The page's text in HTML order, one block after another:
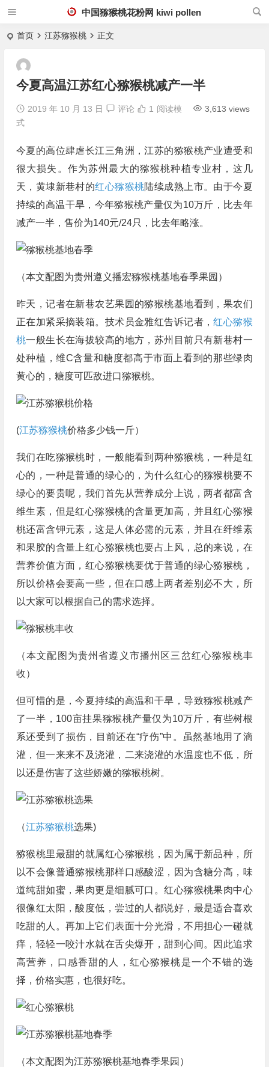
中国猕猴桃花粉网 kiwi pollen
首页 江苏猕猴桃 正文
今夏高温江苏红心猕猴桃减产一半
2019 年 10 月 13 日 评论 3,613 views
1 阅读模
式
今夏的高位肆虐长江三角洲，江苏的猕猴桃产业遭受和
很大损失。作为苏州最大的猕猴桃种植专业村，这几
天，黄埭新巷村的红心猕猴桃陆续成熟上市。由于今夏
持续的高温干旱，今年猕猴桃产量仅为10万斤，比去年
减产一半，售价为140元/24只，比去年略涨。
（本文配图为贵州遵义播宏猕猴桃基地春季果园）
昨天，记者在新巷农艺果园的猕猴桃基地看到，果农们
正在加紧采摘装箱。技术员金雅红告诉记者，红心猕猴
桃一般生长在海拔较高的地方，苏州目前只有新巷村一
处种植，维C含量和糖度都高于市面上看到的那些绿肉
黄心的，糖度可匹敌进口猕猴桃。
(江苏猕猴桃价格多少钱一斤）
我们在吃猕猴桃时，一般能看到两种猕猴桃，一种是红
心的，一种是普通的绿心的，为什么红心的猕猴桃要不
绿心的要贵呢，我们首先从营养成分上说，两者都富含
维生素，但是红心猕猴桃的含量更加高，并且红心猕猴
桃还富含钾元素，这是人体必需的元素，并且在纤维素
和果胶的含量上红心猕猴桃也要占上风，总的来说，在
营养价值方面，红心猕猴桃要优于普通的绿心猕猴桃，
所以价格会要高一些，但在口感上两者差别必不大，所
以大家可以根据自己的需求选择。
（本文配图为贵州省遵义市播州区三岔红心猕猴桃丰
收）
但可惜的是，今夏持续的高温和干旱，导致猕猴桃减产
了一半，100亩挂果猕猴桃产量仅为10万斤，有些树根
系还受到了损伤，目前还在“疗伤”中。虽然基地用了滴
灌，但一来来不及浇灌，二来浇灌的水温度也不低，所
以还是伤害了这些娇嫩的猕猴桃树。
（江苏猕猴桃选果)
猕猴桃里最甜的就属红心猕猴桃，因为属于新品种，所
以不会像普通猕猴桃那样口感酸涩，因为含糖分高，味
道纯甜如蜜，果肉更是细腻可口。红心猕猴桃果肉中心
很像红太阳，酸度低，尝过的人都说好，最是适合喜欢
吃甜的人。再加上它们表面十分光滑，不用担心一碰就
痒，轻轻一咬汁水就在舌尖爆开，甜到心间。因此追求
高营养，口感香甜的人，红心猕猴桃是一个不错的选
择，价格实惠，也很好吃。
（本文配图为江苏猕猴桃基地春季果园）